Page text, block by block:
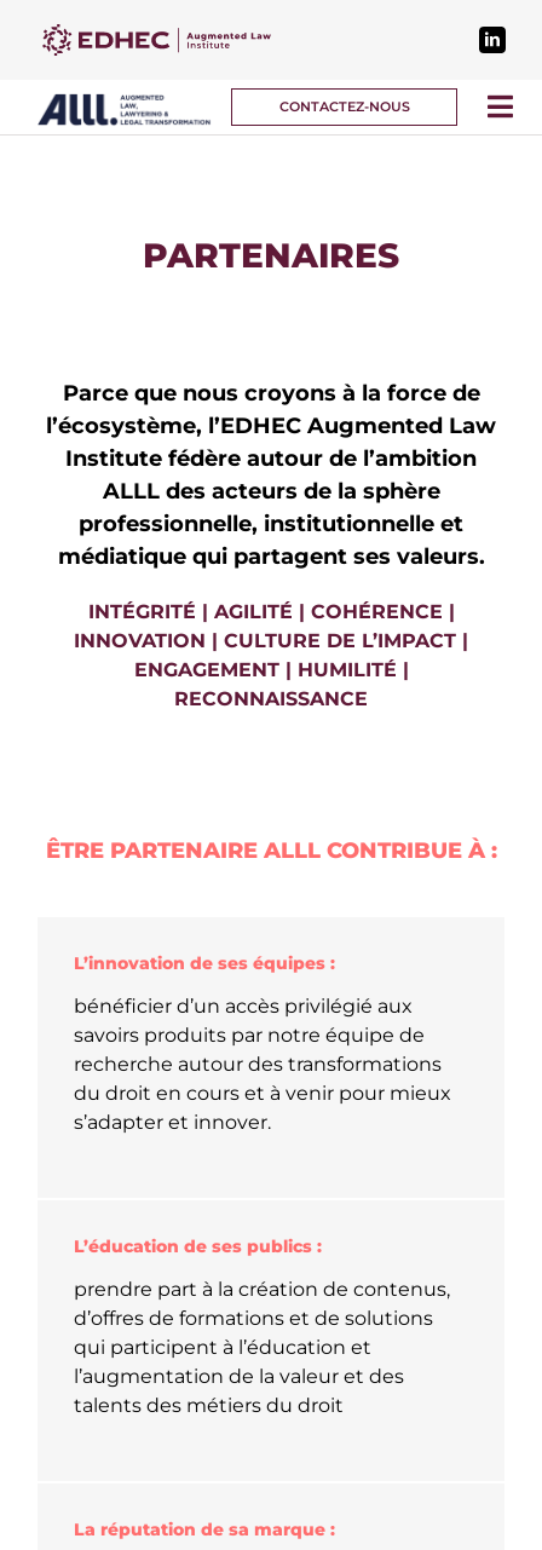
CONTACTEZ-NOUS
PARTENAIRES
Parce que nous croyons à la force de
l’écosystème, l’EDHEC Augmented Law
Institute fédère autour de l’ambition
ALLL des acteurs de la sphère
professionnelle, institutionnelle et
médiatique qui partagent ses valeurs.
INTÉGRITÉ | AGILITÉ | COHÉRENCE |
INNOVATION | CULTURE DE L’IMPACT |
ENGAGEMENT | HUMILITÉ |
RECONNAISSANCE
ÊTRE PARTENAIRE ALLL CONTRIBUE À :
L’innovation de ses équipes :
bénéficier d’un accès privilégié aux
savoirs produits par notre équipe de
recherche autour des transformations
du droit en cours et à venir pour mieux
s’adapter et innover.
L’éducation de ses publics :
prendre part à la création de contenus,
d’offres de formations et de solutions
qui participent à l’éducation et
l’augmentation de la valeur et des
talents des métiers du droit
La réputation de sa marque :